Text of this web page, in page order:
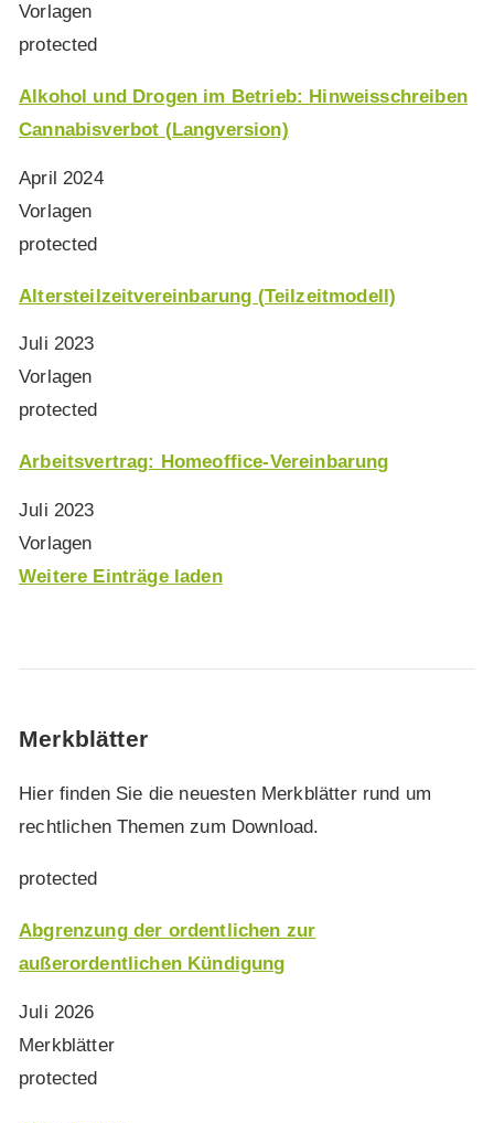
Vorlagen
protected
Alkohol und Drogen im Betrieb: Hinweisschreiben
Cannabisverbot (Langversion)
April 2024
Vorlagen
protected
Altersteilzeitvereinbarung (Teilzeitmodell)
Juli 2023
Vorlagen
protected
Arbeitsvertrag: Homeoffice-Vereinbarung
Juli 2023
Vorlagen
Weitere Einträge laden
Merkblätter
Hier finden Sie die neuesten Merkblätter rund um
rechtlichen Themen zum Download.
protected
Abgrenzung der ordentlichen zur
außerordentlichen Kündigung
Juli 2026
Merkblätter
protected